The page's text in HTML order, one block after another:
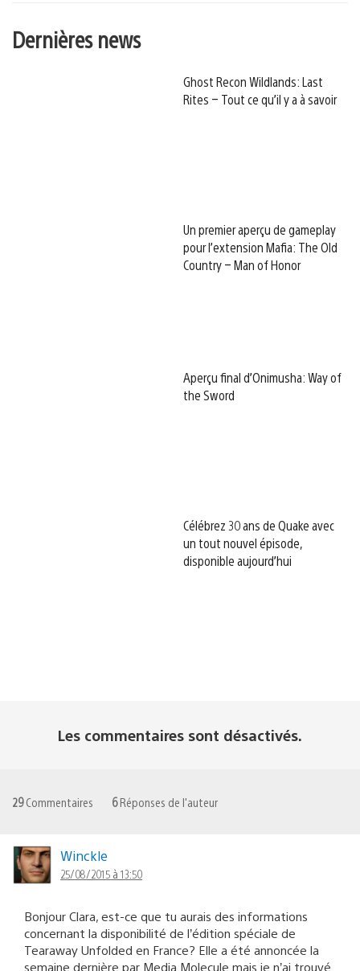
Dernières news
Ghost Recon Wildlands: Last
Rites – Tout ce qu’il y a à savoir
Un premier aperçu de gameplay
pour l’extension Mafia: The Old
Country – Man of Honor
Aperçu final d’Onimusha: Way of
the Sword
Célébrez 30 ans de Quake avec
un tout nouvel épisode,
disponible aujourd’hui
Les commentaires sont désactivés.
29Commentaires 6Réponses de l'auteur
Winckle
25/08/2015 à 13:50
Bonjour Clara, est-ce que tu aurais des informations
concernant la disponibilité de l’édition spéciale de
Tearaway Unfolded en France? Elle a été annoncée la
semaine dernière par Media Molecule mais je n’ai trouvé